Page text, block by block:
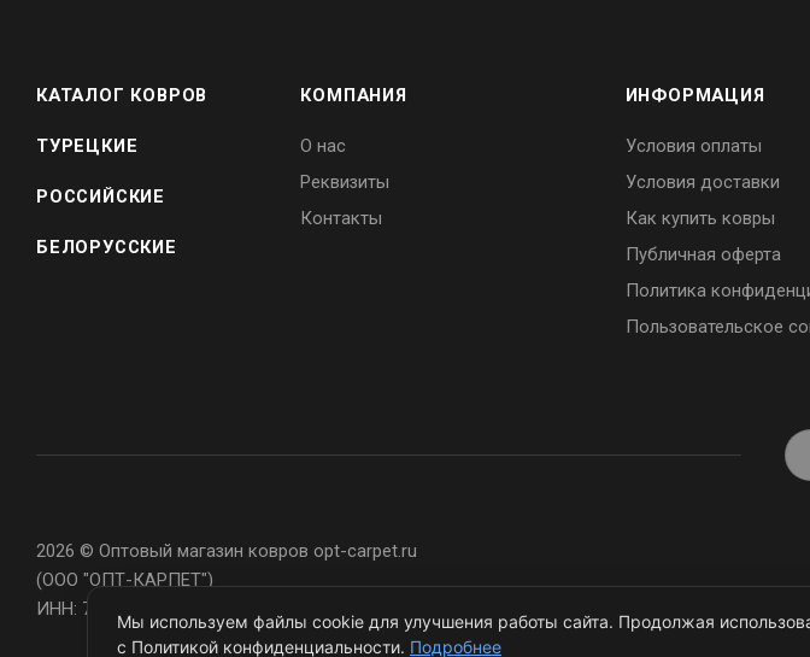
КАТАЛОГ КОВРОВ
ТУРЕЦКИЕ
РОССИЙСКИЕ
БЕЛОРУССКИЕ
КОМПАНИЯ
О нас
Реквизиты
Контакты
ИНФОРМАЦИЯ
Условия оплаты
Условия доставки
Как купить ковры
Публичная оферта
Политика
Пользовательское
2026 © Оптовый магазин ковров opt-carpet.ru
(ООО "ОПТ-КАРПЕТ")
ИНН: 7743907105
Мы используем файлы cookie для улучшения работы сайта. Продолжая
с Политикой конфиденциальности. Подробнее